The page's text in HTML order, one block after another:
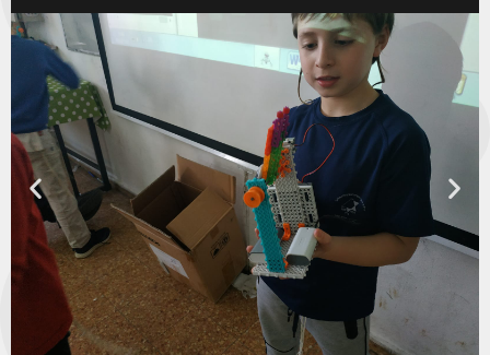
ש
ק
ו
ש
ק